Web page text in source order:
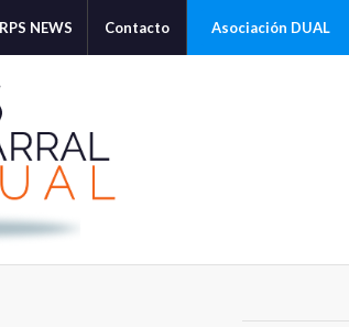
NEWS Contacto Asociación DUAL